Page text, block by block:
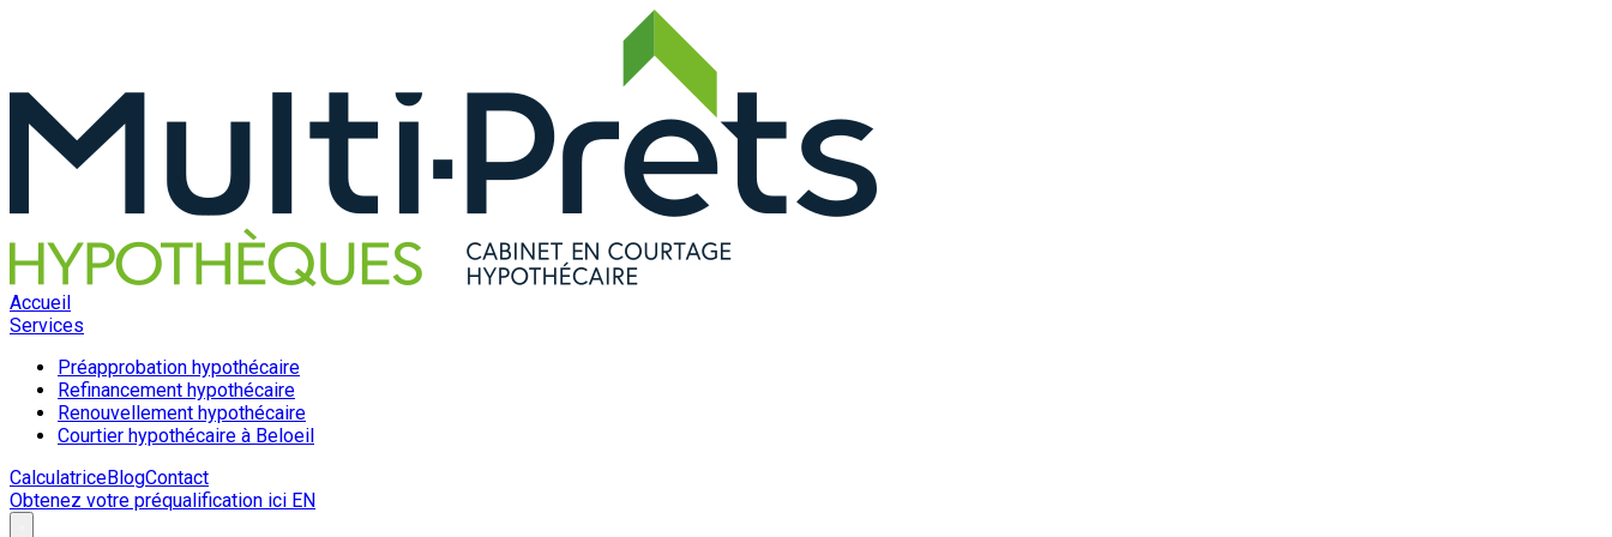
Accueil
Services
Préapprobation hypothécaire
Refinancement hypothécaire
Renouvellement hypothécaire
Courtier hypothécaire à Beloeil
CalculatriceBlogContact
Obtenez votre préqualification ici EN